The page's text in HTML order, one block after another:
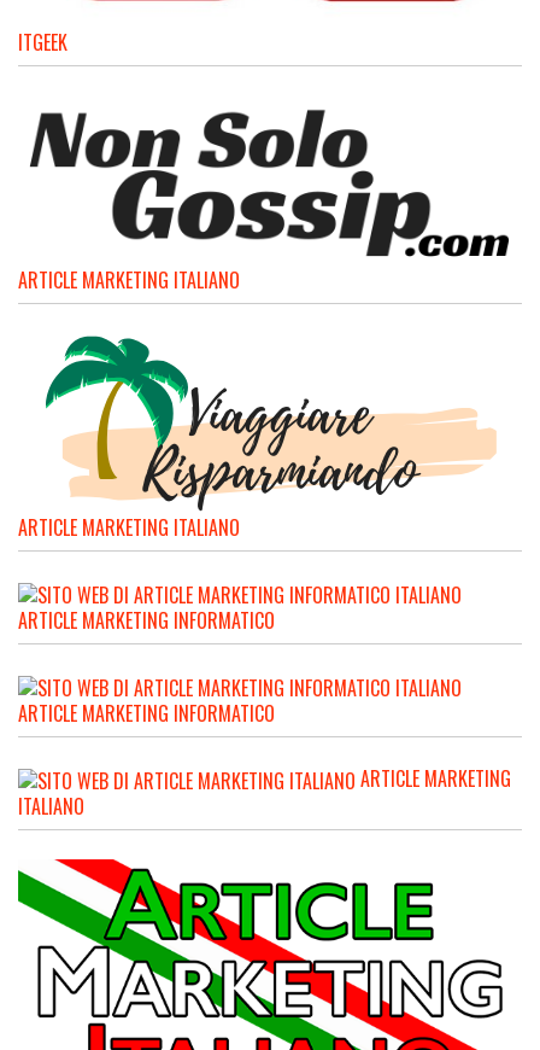
ITGEEK
ARTICLE MARKETING ITALIANO
ARTICLE MARKETING ITALIANO
ARTICLE MARKETING INFORMATICO
ARTICLE MARKETING INFORMATICO
ARTICLE MARKETING
ITALIANO